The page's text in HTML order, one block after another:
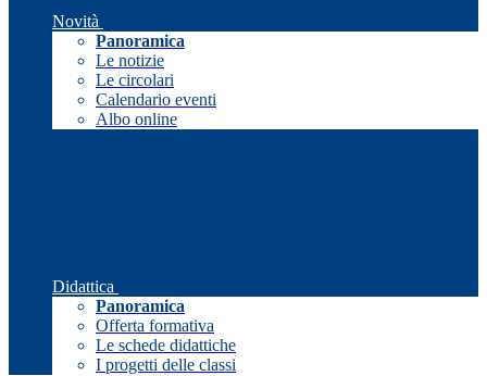
Novità
Panoramica
Le notizie
Le circolari
Calendario eventi
Albo online
Didattica
Panoramica
Offerta formativa
Le schede didattiche
I progetti delle classi